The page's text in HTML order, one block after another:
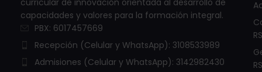
capacidades y valores para la formación integral.
PBX: 6017457669
Recepción (Celular y WhatsApp): 3108533989
Admisiones (Celular y WhatsApp): 3142982430